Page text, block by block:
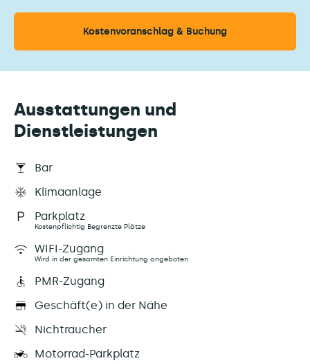
Kostenvoranschlag & Buchung
Ausstattungen und
Dienstleistungen
Bar
Klimaanlage
Parkplatz
Kostenpflichtig Begrenzte Plätze
WIFI-Zugang
Wird in der gesamten Einrichtung angeboten
PMR-Zugang
Geschäft(e) in der Nähe
Nichtraucher
Motorrad-Parkplatz